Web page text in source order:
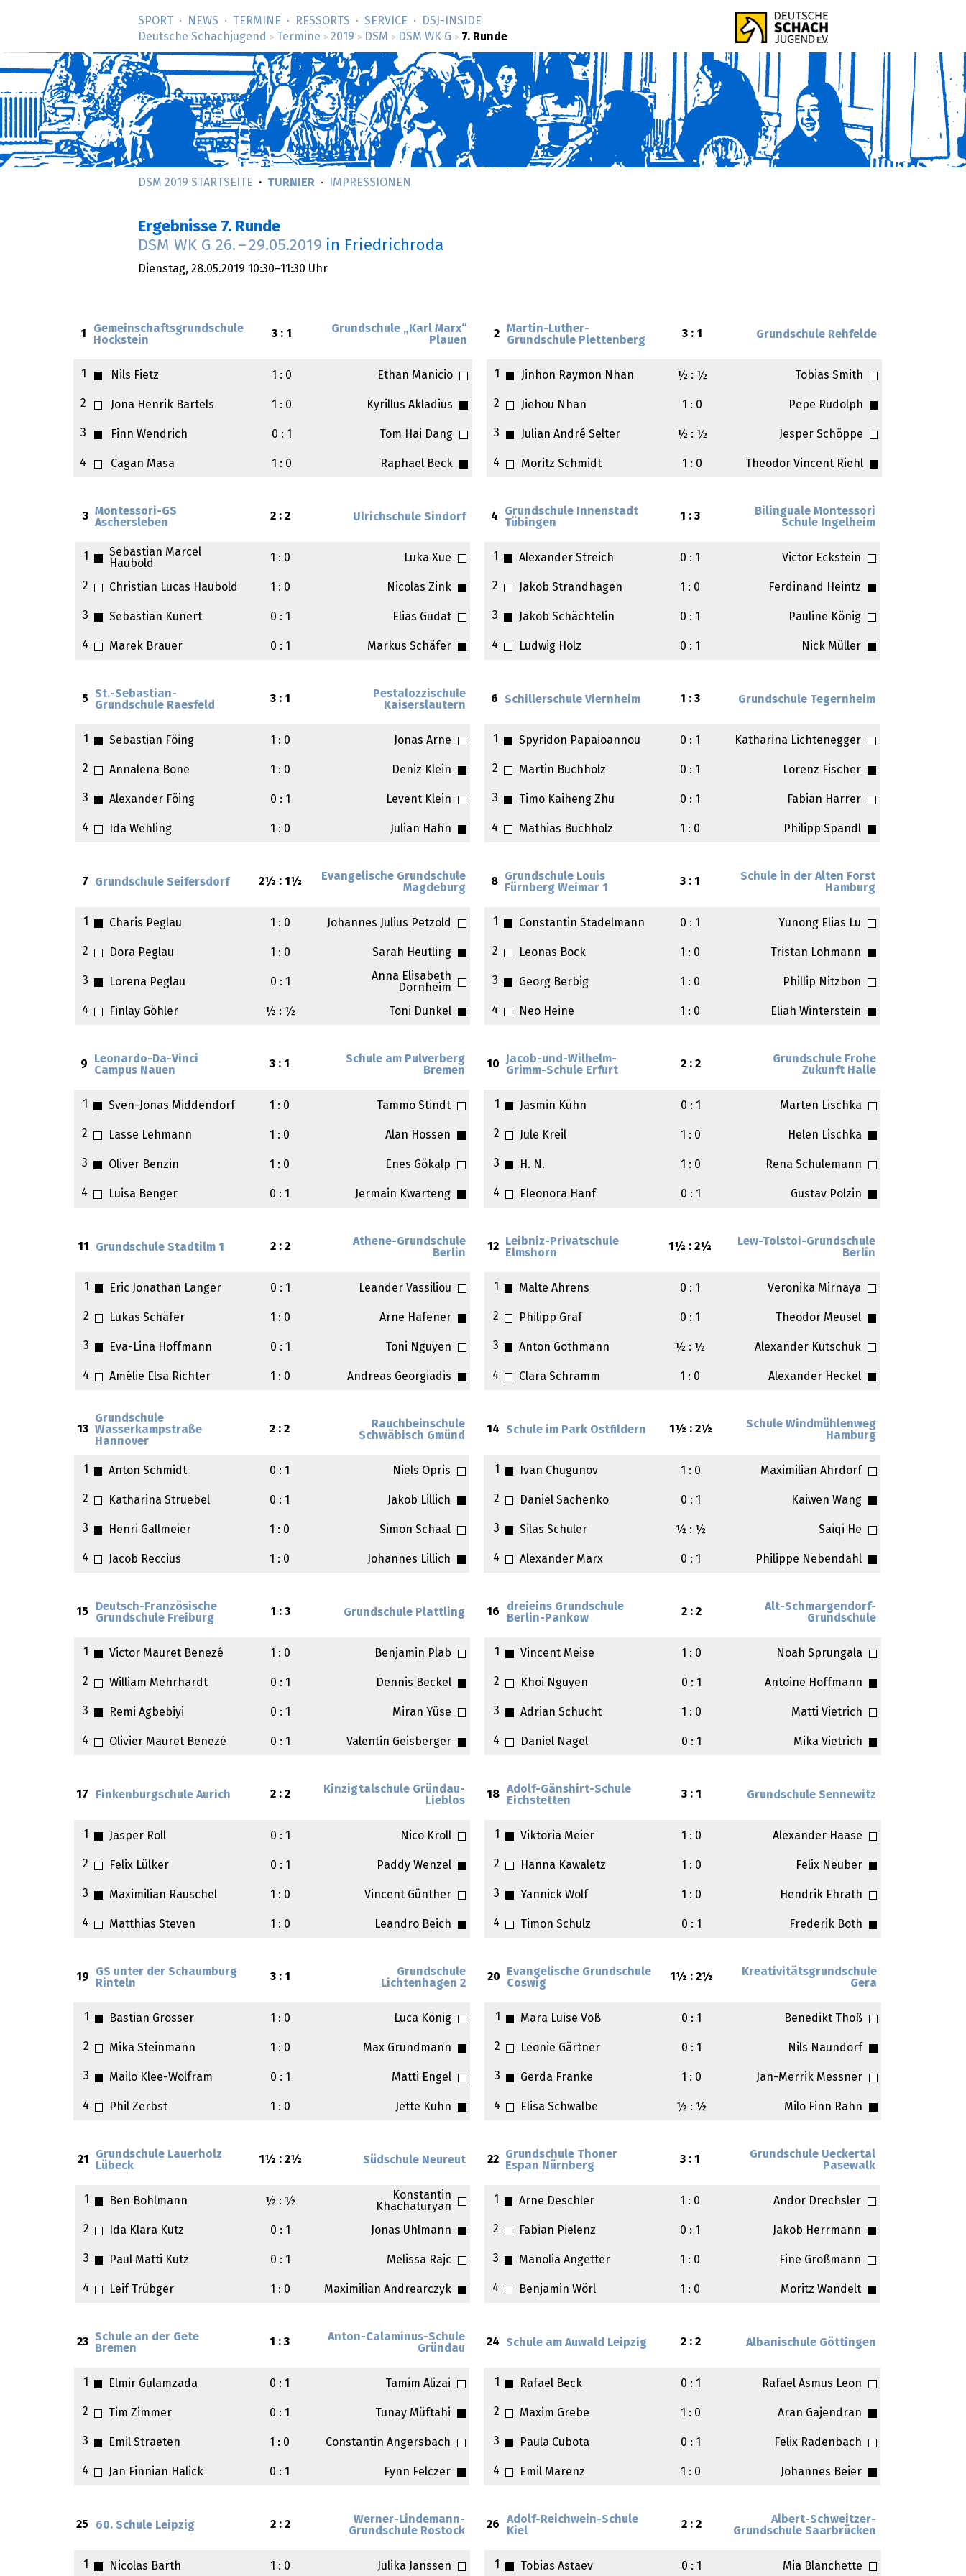
SPORT NEWS TERMINE RESSORTS SERVICE
DSJ-­INSIDE
Deutsche Schachjugend
> Termine > 2019 > DSM > DSM WK G > 7. Runde
DSM 2019 STARTSEITE TURNIER IMPRESSIONEN
Ergebnisse 7. Runde
DSM WK G 26. –29.05.2019 in Friedrichroda
Dienstag, 28.05.2019 10:30–11:30 Uhr
1
Gemeinschaftsgrundschule
Hockstein
3 : 1
Grundschule „Karl Marx“
Plauen
1 Nils Fietz 1 : 0 Ethan Manicio
2 Jona Henrik Bartels 1 : 0 Kyrillus Akladius
3 Finn Wendrich 0 : 1 Tom Hai Dang
4 Cagan Masa 1 : 0 Raphael Beck
2
Martin-Luther-
Grundschule Plettenberg
3 : 1 Grundschule Rehfelde
1 Jinhon Raymon Nhan ½ : ½ Tobias Smith
2 Jiehou Nhan 1 : 0 Pepe Rudolph
3 Julian André Selter ½ : ½ Jesper Schöppe
4 Moritz Schmidt 1 : 0 Theodor Vincent Riehl
3 Montessori-GS
Aschersleben
2 : 2 Ulrichschule Sindorf
1
Sebastian Marcel
Haubold
1 : 0 Luka Xue
2 Christian Lucas Haubold 1 : 0 Nicolas Zink
3 Sebastian Kunert 0 : 1 Elias Gudat
4 Marek Brauer 0 : 1 Markus Schäfer
4
Grundschule Innenstadt
Tübingen
1 : 3
Bilinguale Montessori
Schule Ingelheim
1 Alexander Streich 0 : 1 Victor Eckstein
2 Jakob Strandhagen 1 : 0 Ferdinand Heintz
3 Jakob Schächtelin 0 : 1 Pauline König
4 Ludwig Holz 0 : 1 Nick Müller
5
St.-Sebastian-
Grundschule Raesfeld
3 : 1
Pestalozzischule
Kaiserslautern
1 Sebastian Föing 1 : 0 Jonas Arne
2 Annalena Bone 1 : 0 Deniz Klein
3 Alexander Föing 0 : 1 Levent Klein
4 Ida Wehling 1 : 0 Julian Hahn
6 Schillerschule Viernheim 1 : 3 Grundschule Tegernheim
1 Spyridon Papaioannou 0 : 1 Katharina Lichtenegger
2 Martin Buchholz 0 : 1 Lorenz Fischer
3 Timo Kaiheng Zhu 0 : 1 Fabian Harrer
4 Mathias Buchholz 1 : 0 Philipp Spandl
7 Grundschule Seifersdorf 2½ : 1½
Evangelische Grundschule
Magdeburg
1 Charis Peglau 1 : 0 Johannes Julius Petzold
2 Dora Peglau 1 : 0 Sarah Heutling
3 Lorena Peglau 0 : 1
Anna Elisabeth
Dornheim
4
Finlay Göhler ½ : ½ Toni Dunkel
8
Grundschule Louis
Fürnberg Weimar 1
3 : 1
Schule in der Alten Forst
Hamburg
1 Constantin Stadelmann 0 : 1 Yunong Elias Lu
2 Leonas Bock 1 : 0 Tristan Lohmann
3 Georg Berbig 1 : 0 Phillip Nitzbon
4 Neo Heine 1 : 0 Eliah Winterstein
9
Leonardo-Da-Vinci
Campus Nauen
3 : 1
Schule am Pulverberg
Bremen
1 Sven-Jonas Middendorf 1 : 0 Tammo Stindt
2 Lasse Lehmann 1 : 0 Alan Hossen
3 Oliver Benzin 1 : 0 Enes Gökalp
4 Luisa Benger 0 : 1 Jermain Kwarteng
10
Jacob-und-Wilhelm-
Grimm-Schule Erfurt
2 : 2
Grundschule Frohe
Zukunft Halle
1 Jasmin Kühn 0 : 1 Marten Lischka
2 Jule Kreil 1 : 0 Helen Lischka
3 H. N. 1 : 0 Rena Schulemann
4 Eleonora Hanf 0 : 1 Gustav Polzin
11 Grundschule Stadtilm 1 2 : 2
Athene-Grundschule
Berlin
1 Eric Jonathan Langer 0 : 1 Leander Vassiliou
2 Lukas Schäfer 1 : 0 Arne Hafener
3 Eva-Lina Hoffmann 0 : 1 Toni Nguyen
4 Amélie Elsa Richter 1 : 0 Andreas Georgiadis
12
Leibniz-Privatschule
Elmshorn
1½ : 2½
Lew-Tolstoi-Grundschule
Berlin
1 Malte Ahrens 0 : 1 Veronika Mirnaya
2 Philipp Graf 0 : 1 Theodor Meusel
3 Anton Gothmann ½ : ½ Alexander Kutschuk
4 Clara Schramm 1 : 0 Alexander Heckel
13
Grundschule
Wasserkampstraße
Hannover
2 : 2
Rauchbeinschule
Schwäbisch Gmünd
1 Anton Schmidt 0 : 1 Niels Opris
2 Katharina Struebel 0 : 1 Jakob Lillich
3 Henri Gallmeier 1 : 0 Simon Schaal
4 Jacob Reccius 1 : 0 Johannes Lillich
14 Schule im Park Ostfildern 1½ : 2½
Schule Windmühlenweg
Hamburg
1 Ivan Chugunov 1 : 0 Maximilian Ahrdorf
2 Daniel Sachenko 0 : 1 Kaiwen Wang
3 Silas Schuler ½ : ½ Saiqi He
4 Alexander Marx 0 : 1 Philippe Nebendahl
15
Deutsch-Französische
Grundschule Freiburg
1 : 3 Grundschule Plattling
1 Victor Mauret Benezé 1 : 0 Benjamin Plab
2 William Mehrhardt 0 : 1 Dennis Beckel
3 Remi Agbebiyi 0 : 1 Miran Yüse
4 Olivier Mauret Benezé 0 : 1 Valentin Geisberger
16
dreieins Grundschule
Berlin-Pankow
2 : 2
Alt-Schmargendorf-
Grundschule
1 Vincent Meise 1 : 0 Noah Sprungala
2 Khoi Nguyen 0 : 1 Antoine Hoffmann
3 Adrian Schucht 1 : 0 Matti Vietrich
4 Daniel Nagel 0 : 1 Mika Vietrich
17 Finkenburgschule Aurich 2 : 2
Kinzigtalschule Gründau-
Lieblos
1 Jasper Roll 0 : 1 Nico Kroll
2 Felix Lülker 0 : 1 Paddy Wenzel
3 Maximilian Rauschel 1 : 0 Vincent Günther
4 Matthias Steven 1 : 0 Leandro Beich
18
Adolf-Gänshirt-Schule
Eichstetten
3 : 1 Grundschule Sennewitz
1 Viktoria Meier 1 : 0 Alexander Haase
2 Hanna Kawaletz 1 : 0 Felix Neuber
3 Yannick Wolf 1 : 0 Hendrik Ehrath
4 Timon Schulz 0 : 1 Frederik Both
19
GS unter der Schaumburg
Rinteln
3 : 1
Grundschule
Lichtenhagen 2
1 Bastian Grosser 1 : 0 Luca König
2 Mika Steinmann 1 : 0 Max Grundmann
3 Mailo Klee-Wolfram 0 : 1 Matti Engel
4 Phil Zerbst 1 : 0 Jette Kuhn
20
Evangelische Grundschule
Coswig
1½ : 2½
Kreativitätsgrundschule
Gera
1 Mara Luise Voß 0 : 1 Benedikt Thoß
2 Leonie Gärtner 0 : 1 Nils Naundorf
3 Gerda Franke 1 : 0 Jan-Merrik Messner
4 Elisa Schwalbe ½ : ½ Milo Finn Rahn
21
Grundschule Lauerholz
Lübeck
1½ : 2½ Südschule Neureut
1 Ben Bohlmann ½ : ½
Konstantin
Khachaturyan
2
Ida Klara Kutz 0 : 1 Jonas Uhlmann
3 Paul Matti Kutz 0 : 1 Melissa Rajc
4 Leif Trübger 1 : 0 Maximilian Andrearczyk
22
Grundschule Thoner
Espan Nürnberg
3 : 1
Grundschule Ueckertal
Pasewalk
1 Arne Deschler 1 : 0 Andor Drechsler
2 Fabian Pielenz 0 : 1 Jakob Herrmann
3 Manolia Angetter 1 : 0 Fine Großmann
4 Benjamin Wörl 1 : 0 Moritz Wandelt
23 Schule an der Gete
Bremen
1 : 3
Anton-Calaminus-Schule
Gründau
1 Elmir Gulamzada 0 : 1 Tamim Alizai
2 Tim Zimmer 0 : 1 Tunay Müftahi
3 Emil Straeten 1 : 0 Constantin Angersbach
4 Jan Finnian Halick 0 : 1 Fynn Felczer
24 Schule am Auwald Leipzig 2 : 2 Albanischule Göttingen
1 Rafael Beck 0 : 1 Rafael Asmus Leon
2 Maxim Grebe 1 : 0 Aran Gajendran
3 Paula Cubota 0 : 1 Felix Radenbach
4 Emil Marenz 1 : 0 Johannes Beier
25 60. Schule Leipzig 2 : 2
Werner-Lindemann-
Grundschule Rostock
1 Nicolas Barth 1 : 0 Julika Janssen
26
Adolf-Reichwein-Schule
Kiel
2 : 2
Albert-Schweitzer-
Grundschule Saarbrücken
1 Tobias Astaev 0 : 1 Mia Blanchette